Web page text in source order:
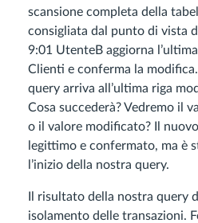
scansione completa della
consigliata dal punto di vista
9:01 UtenteB aggiorna
Clienti e conferma la
query arriva all’ultima riga
Cosa succederà? Vedremo il
o il valore modificato? Il
legittimo e confermato, ma è
l’inizio della nostra query.
Il risultato della nostra query
isolamento delle transazioni.